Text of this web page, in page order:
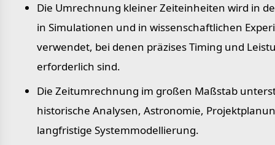
Die Umrechnung kleiner Zeiteinheiten wird in
in Simulationen und in wissenschaftlichen
verwendet, bei denen präzises Timing und
erforderlich sind.
Die Zeitumrechnung im großen Maßstab
historische Analysen, Astronomie,
langfristige Systemmodellierung.